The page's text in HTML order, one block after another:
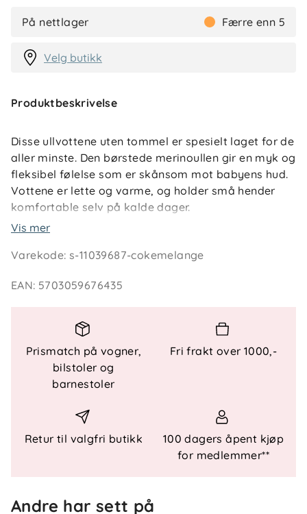
På nettlager Færre enn 5
Velg butikk
Produktbeskrivelse
Disse ullvottene uten tommel er spesielt laget for de
aller minste. Den børstede merinoullen gir en myk og
fleksibel følelse som er skånsom mot babyens hud.
Vottene er lette og varme, og holder små hender
komfortable selv på kalde dager.
sørger for at vottene sitter godt uten å stramme –
Materialer og vedlikehold
Materiale
: 100 % børstet merinoull
Sertifisering
: Oeko-Tex 100 – fri for skadelige
og allergifremkallende stoffer
Lufttørkes flatt
Vis mer
Varekode:s-11039687-cokemelange
EAN: 5703059676435
Prismatch på vogner,
bilstoler og
barnestoler
Fri frakt over 1000,-
Retur til valgfri butikk
100 dagers åpent kjøp
for medlemmer**
Andre har sett på